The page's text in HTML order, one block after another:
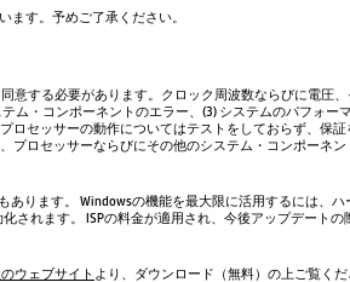
ます。予めご了承ください。
意する必要があります。クロック周波数ならびに電
・コンポーネントのエラー、(3) システムのパフォ
ロセッサーの動作についてはテストをしておらず、保
プロセッサーならびにその他のシステム・コンポー
ります。 Windowsの機能を最大限に活用するには、
れます。 ISPの料金が適用され、今後アップデート
ウェブサイト より、ダウンロード（無料）の上ご覧くだ